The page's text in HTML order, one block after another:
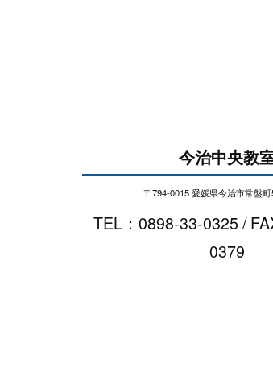
今治中央教
〒794-0015 愛媛県今治市常盤
TEL：0898-33-0325 /
0379